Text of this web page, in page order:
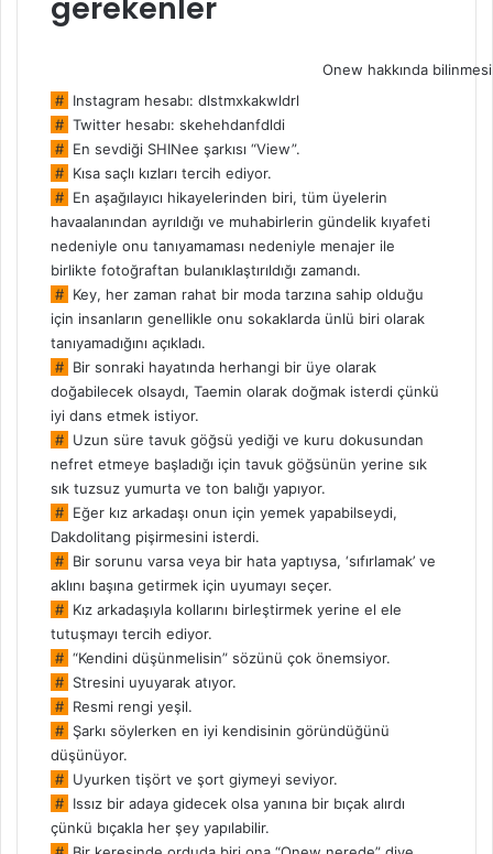
gerekenler
Onew hakkında
# Instagram hesabı: dlstmxkakwldrl
# Twitter hesabı: skehehdanfdldi
# En sevdiği SHINee şarkısı “View”.
# Kısa saçlı kızları tercih ediyor.
# En aşağılayıcı hikayelerinden biri, tüm üyelerin
havaalanından ayrıldığı ve muhabirlerin gündelik kıyafeti
nedeniyle onu tanıyamaması nedeniyle menajer ile
birlikte fotoğraftan bulanıklaştırıldığı zamandı.
# Key, her zaman rahat bir moda tarzına sahip olduğu
için insanların genellikle onu sokaklarda ünlü biri olarak
tanıyamadığını açıkladı.
# Bir sonraki hayatında herhangi bir üye olarak
doğabilecek olsaydı, Taemin olarak doğmak isterdi çünkü
iyi dans etmek istiyor.
# Uzun süre tavuk göğsü yediği ve kuru dokusundan
nefret etmeye başladığı için tavuk göğsünün yerine sık
sık tuzsuz yumurta ve ton balığı yapıyor.
# Eğer kız arkadaşı onun için yemek yapabilseydi,
Dakdolitang pişirmesini isterdi.
# Bir sorunu varsa veya bir hata yaptıysa, ‘sıfırlamak’ ve
aklını başına getirmek için uyumayı seçer.
# Kız arkadaşıyla kollarını birleştirmek yerine el ele
tutuşmayı tercih ediyor.
# “Kendini düşünmelisin” sözünü çok önemsiyor.
# Stresini uyuyarak atıyor.
# Resmi rengi yeşil.
# Şarkı söylerken en iyi kendisinin göründüğünü
düşünüyor.
# Uyurken tişört ve şort giymeyi seviyor.
# Issız bir adaya gidecek olsa yanına bir bıçak alırdı
çünkü bıçakla her şey yapılabilir.